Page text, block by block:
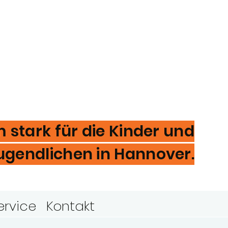
stark für die Kinder und
in Hannover.
Kontakt